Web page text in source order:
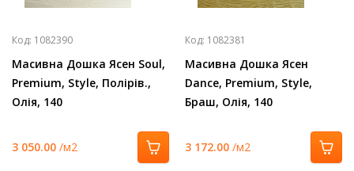
Код: 1082390
Масивна Дошка Ясен Soul,
Premium, Style, Полірів.,
Олія, 140
3 050.00 /м2
Код: 1082381
Масивна Дошка Ясен
Dance, Premium, Style,
Браш, Олія, 140
3 172.00 /м2